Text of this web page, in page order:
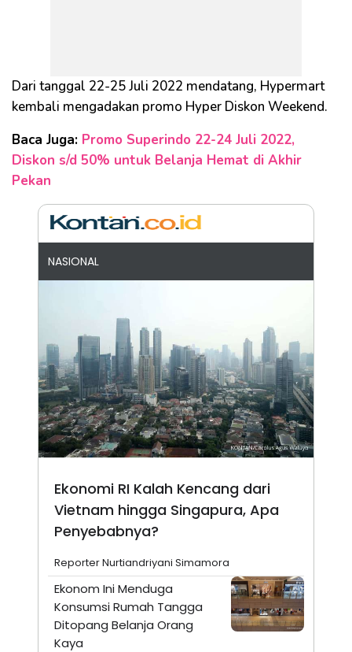
Dari tanggal 22-25 Juli 2022 mendatang, Hypermart
kembali mengadakan promo Hyper Diskon Weekend.
Baca Juga: Promo Superindo 22-24 Juli 2022,
Diskon s/d 50% untuk Belanja Hemat di Akhir
Pekan
NASIONAL
Ekonomi RI Kalah Kencang dari
Vietnam hingga Singapura, Apa
Penyebabnya?
Reporter Nurtiandriyani Simamora
Ekonom Ini Menduga
Konsumsi Rumah Tangga
Ditopang Belanja Orang
Kaya